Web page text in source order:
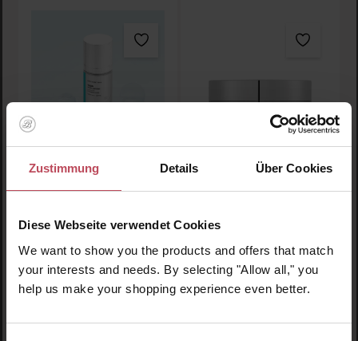
Zustimmung Details Über Cookies
Diese Webseite verwendet Cookies
We want to show you the products and offers that match
your interests and needs. By selecting "Allow all," you
help us make your shopping experience even better.
VT PDRN Glow
Gesichtsserum
Regulärer Preis:
19,75 CHF
Inkl. MwSt
VT PDRN Hydrogel
Regulärer Preis:
21,95 CHF
Inkl. MwSt